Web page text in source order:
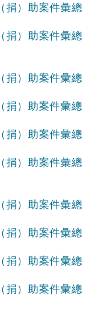
捐）助案件彙總
捐）助案件彙總
捐）助案件彙總
捐）助案件彙總
捐）助案件彙總
捐）助案件彙總
捐）助案件彙總
捐）助案件彙總
捐）助案件彙總
捐）助案件彙總